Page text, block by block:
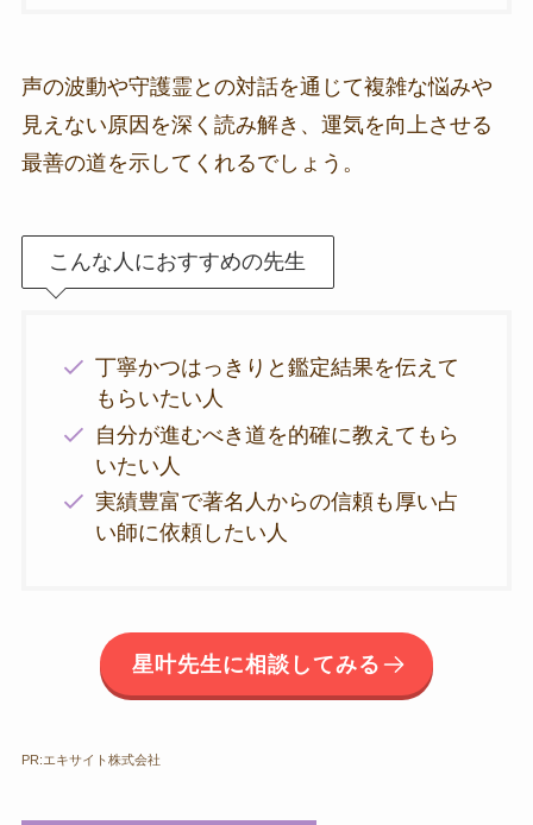
声の波動や守護霊との対話を通じて複雑な悩みや
見えない原因を深く読み解き、運気を向上させる
最善の道を示してくれるでしょう。
こんな人におすすめの先生
丁寧かつはっきりと鑑定結果を伝えて
もらいたい人
自分が進むべき道を的確に教えてもら
いたい人
実績豊富で著名人からの信頼も厚い占
い師に依頼したい人
星叶先生に相談してみる
PR:エキサイト株式会社